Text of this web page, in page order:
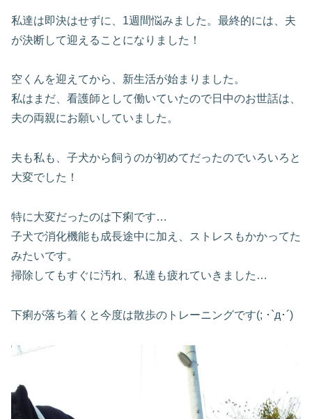
私達は即決はせずに、1週間悩みました。最終的には、夫
が決断して迎えることになりました！
空くんを迎えてから、新生活が始まりました。
私はまだ、看護師として働いていたので日中のお世話は、
夫の両親にお願いしていました。
夫も私も、子犬から飼うのが初めてだったのでいろいろと
大変でした！
特に大変だったのは下痢です…
子犬で消化機能も成長途中に加え、ストレスもかかってた
みたいです。
掃除してもすぐに汚れ、私達も疲れていきました…
下痢が落ち着くと今度は散歩のトレーニングです(; ･`д･´)